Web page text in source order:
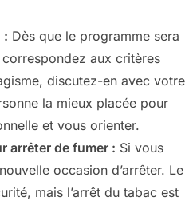
: Dès que le programme sera
aux critères
discutez-en avec votre
la mieux placée pour
et vous orienter.
arrêter de fumer : Si vous
occasion d’arrêter. Le
mais l’arrêt du tabac est